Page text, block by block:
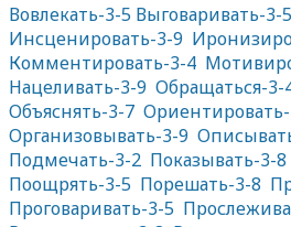
Вовлекать-3-5 Выговаривать-3-5
Инсценировать-3-9
Комментировать-3-4
Нацеливать-3-9 Обращаться-3-
Объяснять-3-7
Организовывать-3-9
Подмечать-3-2 Показывать-3-8
Поощрять-3-5 Порешать-3-8
Проговаривать-3-5